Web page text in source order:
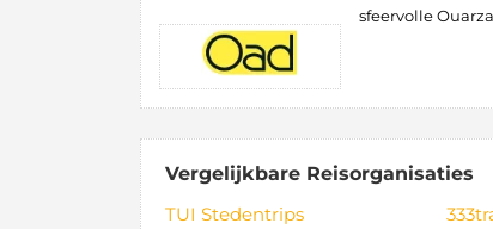
sfeervolle
Vergelijkbare Reisorganisaties
TUI Stedentrips